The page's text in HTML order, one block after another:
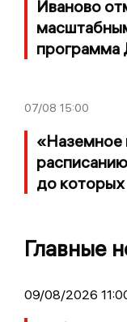
Иваново
программа
07/08 15:00
«Наземное
до которых
Главные
09/08/2026